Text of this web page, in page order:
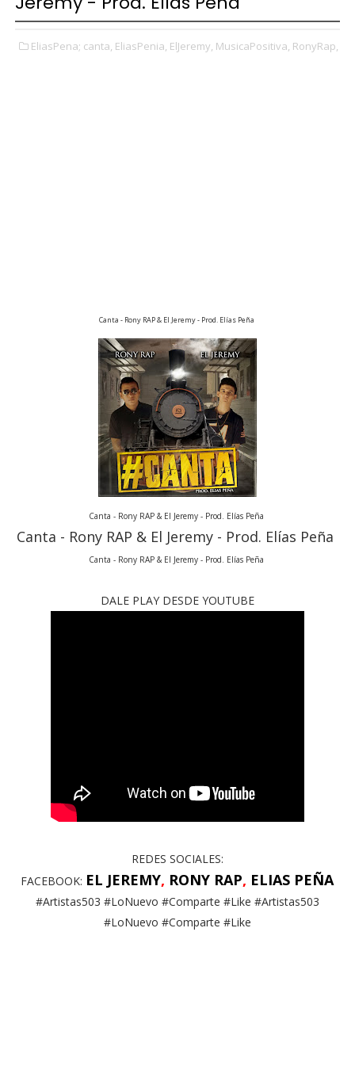
EliasPena; canta, EliasPenia, ElJeremy, MusicaPositiva, RonyRap,
Canta - Rony RAP & El Jeremy - Prod. Elías Peña
Canta - Rony RAP & El Jeremy - Prod. Elías Peña
Canta - Rony RAP & El Jeremy - Prod. Elías Peña
Canta - Rony RAP & El Jeremy - Prod. Elías Peña
DALE PLAY DESDE YOUTUBE
REDES SOCIALES:
FACEBOOK: EL JEREMY, RONY RAP, ELIAS PEÑA
#Artistas503 #LoNuevo #Comparte #Like #Artistas503
#LoNuevo #Comparte #Like